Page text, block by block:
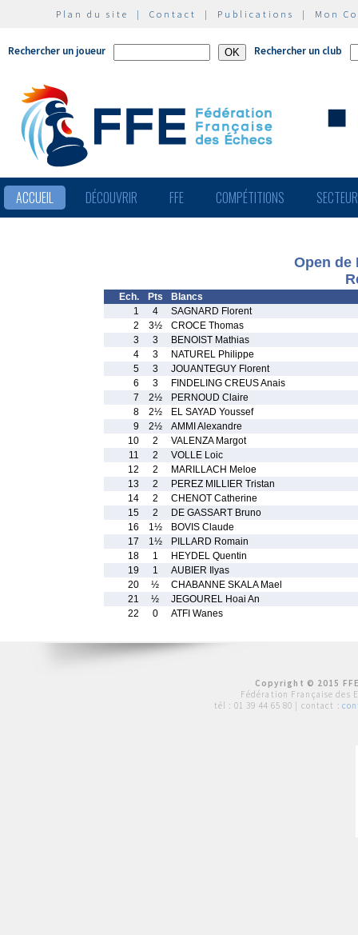
Plan du site | Contact | Publications | Mon
Rechercher un joueur Rechercher un club
ACCUEIL DÉCOUVRIR FFE COMPÉTITIONS
Open de
Ech. Pts
Blancs
1
4
SAGNARD Florent
2
3½
CROCE Thomas
3
3
BENOIST Mathias
4
3
NATUREL Philippe
5
3
JOUANTEGUY Florent
6
3
FINDELING CREUS Anais
7
2½
PERNOUD Claire
8
2½
EL SAYAD Youssef
9
2½
AMMI Alexandre
10
2
VALENZA Margot
11
2
VOLLE Loic
12
2
MARILLACH Meloe
13
2
PEREZ MILLIER Tristan
14
2
CHENOT Catherine
15
2
DE GASSART Bruno
16
1½
BOVIS Claude
17
1½
PILLARD Romain
18
1
HEYDEL Quentin
19
1
AUBIER Ilyas
20
½
CHABANNE SKALA Mael
21
½
JEGOUREL Hoai An
22
0 ATFI Wanes
Copyright © 2015
Fédération Française des
tél : 01 39 44 65 80 | contact :